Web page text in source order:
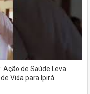
de Saúde Leva
Vida para Ipirá